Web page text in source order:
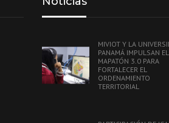
MIVIOT Y LA
PANAMÁ IMPULSAN EL
MAPATÓN 3.0 PARA
FORTALECER EL
ORDENAMIENTO
TERRITORIAL